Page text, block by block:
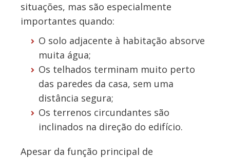
situações, mas são especialmente
importantes quando:
O solo adjacente à habitação absorve
muita água;
Os telhados terminam muito perto
das paredes da casa, sem uma
distância segura;
Os terrenos circundantes são
inclinados na direção do edifício.
Apesar da função principal de